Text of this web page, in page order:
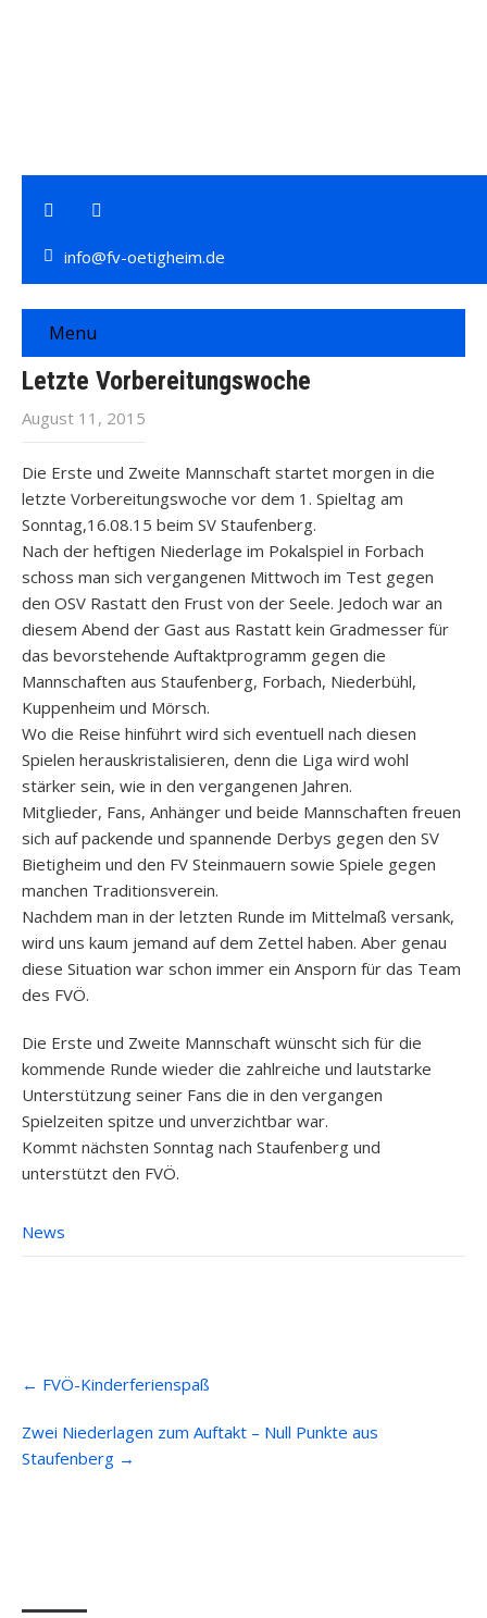
info@fv-oetigheim.de
Menu
Letzte Vorbereitungswoche
August 11, 2015
Die Erste und Zweite Mannschaft startet morgen in die
letzte Vorbereitungswoche vor dem 1. Spieltag am
Sonntag,16.08.15 beim SV Staufenberg.
Nach der heftigen Niederlage im Pokalspiel in Forbach
schoss man sich vergangenen Mittwoch im Test gegen
den OSV Rastatt den Frust von der Seele. Jedoch war an
diesem Abend der Gast aus Rastatt kein Gradmesser für
das bevorstehende Auftaktprogramm gegen die
Mannschaften aus Staufenberg, Forbach, Niederbühl,
Kuppenheim und Mörsch.
Wo die Reise hinführt wird sich eventuell nach diesen
Spielen herauskristalisieren, denn die Liga wird wohl
stärker sein, wie in den vergangenen Jahren.
Mitglieder, Fans, Anhänger und beide Mannschaften freuen
sich auf packende und spannende Derbys gegen den SV
Bietigheim und den FV Steinmauern sowie Spiele gegen
manchen Traditionsverein.
Nachdem man in der letzten Runde im Mittelmaß versank,
wird uns kaum jemand auf dem Zettel haben. Aber genau
diese Situation war schon immer ein Ansporn für das Team
des FVÖ.
Die Erste und Zweite Mannschaft wünscht sich für die
kommende Runde wieder die zahlreiche und lautstarke
Unterstützung seiner Fans die in den vergangen
Spielzeiten spitze und unverzichtbar war.
Kommt nächsten Sonntag nach Staufenberg und
unterstützt den FVÖ.
News
Post
navigation
← FVÖ-Kinderferienspaß
Zwei Niederlagen zum Auftakt – Null Punkte aus
Staufenberg →